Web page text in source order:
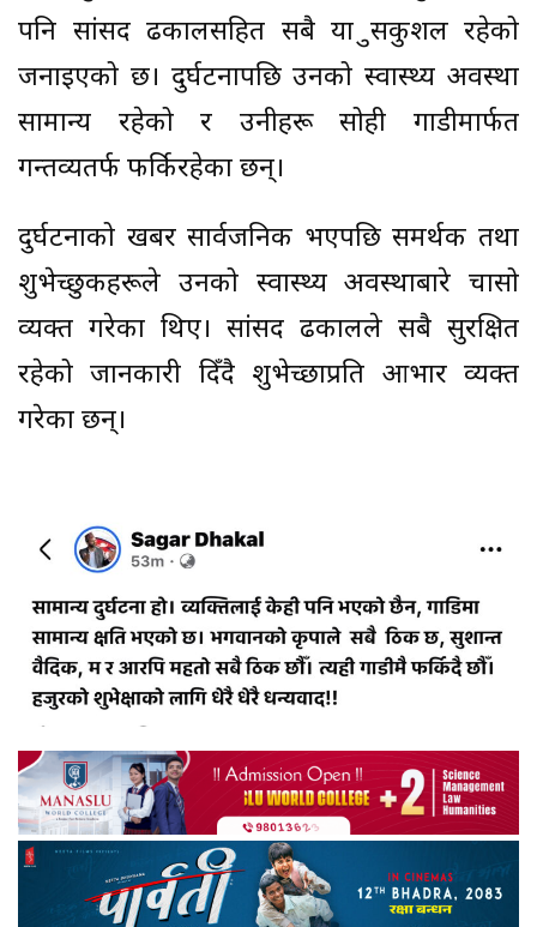
पनि सांसद ढकालसहित सबै यात्रु सकुशल रहेको
जनाइएको छ। दुर्घटनापछि उनको स्वास्थ्य अवस्था
सामान्य रहेको र उनीहरू सोही गाडीमार्फत
गन्तव्यतर्फ फर्किरहेका छन्।
दुर्घटनाको खबर सार्वजनिक भएपछि समर्थक तथा
शुभेच्छुकहरूले उनको स्वास्थ्य अवस्थाबारे चासो
व्यक्त गरेका थिए। सांसद ढकालले सबै सुरक्षित
रहेको जानकारी दिँदै शुभेच्छाप्रति आभार व्यक्त
गरेका छन्।